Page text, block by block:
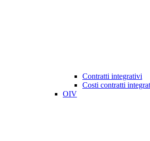
Contratti integrativi
Costi contratti
OIV